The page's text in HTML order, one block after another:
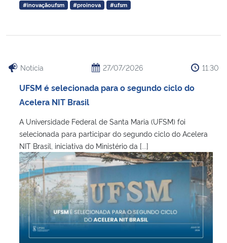
#inovaçãoufsm
#proinova #ufsm
Notícia 27/07/2026 11:30
UFSM é selecionada para o segundo ciclo do
Acelera NIT Brasil
A Universidade Federal de Santa Maria (UFSM) foi
selecionada para participar do segundo ciclo do Acelera
NIT Brasil, iniciativa do Ministério da [...]